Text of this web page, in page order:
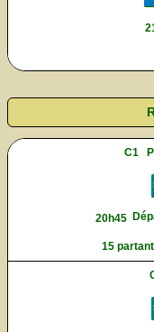
C1
20h45
15